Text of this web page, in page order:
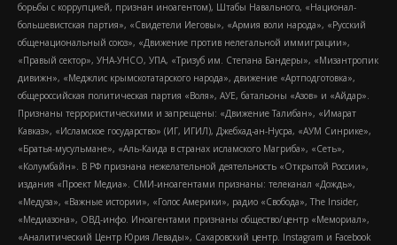
борьбы с коррупцией, признан иноагентом), Штабы Навального, «Национал-
большевистская партия», «Свидетели Иеговы», «Армия воли народа», «Русский
общенациональный союз», «Движение против нелегальной иммиграции»,
«Правый сектор», УНА-УНСО, УПА, «Тризуб им. Степана Бандеры», «Мизантропик
дивижн», «Меджлис крымскотатарского народа», движение «Артподготовка»,
общероссийская политическая партия «Воля», АУЕ, батальоны «Азов» и «Айдар».
Признаны террористическими и запрещены: «Движение Талибан», «Имарат
Кавказ», «Исламское государство» (ИГ, ИГИЛ), Джебхад-ан-Нусра, «АУМ Синрике»,
«Братья-мусульмане», «Аль-Каида в странах исламского Магриба», «Сеть»,
«Колумбайн». В РФ признана нежелательной деятельность «Открытой России»,
издания «Проект Медиа». СМИ-иноагентами признаны: телеканал «Дождь»,
«Медуза», «Важные истории», «Голос Америки», радио «Свобода», The Insider,
«Медиазона», ОВД-инфо. Иноагентами признаны общество/центр «Мемориал»,
«Аналитический Центр Юрия Левады», Сахаровский центр. Instagram и Facebook